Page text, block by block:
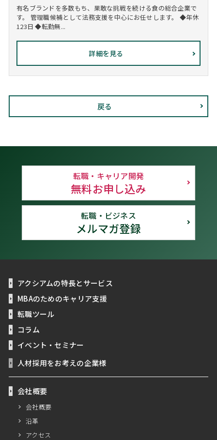
有名ブランドを多数もち、果敢な挑戦を続ける食の総合企業で
す。 管理職候補として法務支援を中心にお任せします。 ◆年休
123日 ◆転勤無...
詳細を見る
戻る
転職・キャリア開発
無料お申し込み
転職・ビジネス
メルマガ登録
アクシアムの特長とサービス
MBAのためのキャリア支援
転職ツール
コラム
イベント・セミナー
人材採用をお考えの企業様
会社概要
会社概要
沿革
アクセス